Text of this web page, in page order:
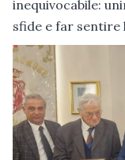
inequivocabile:
sfide e far sentire